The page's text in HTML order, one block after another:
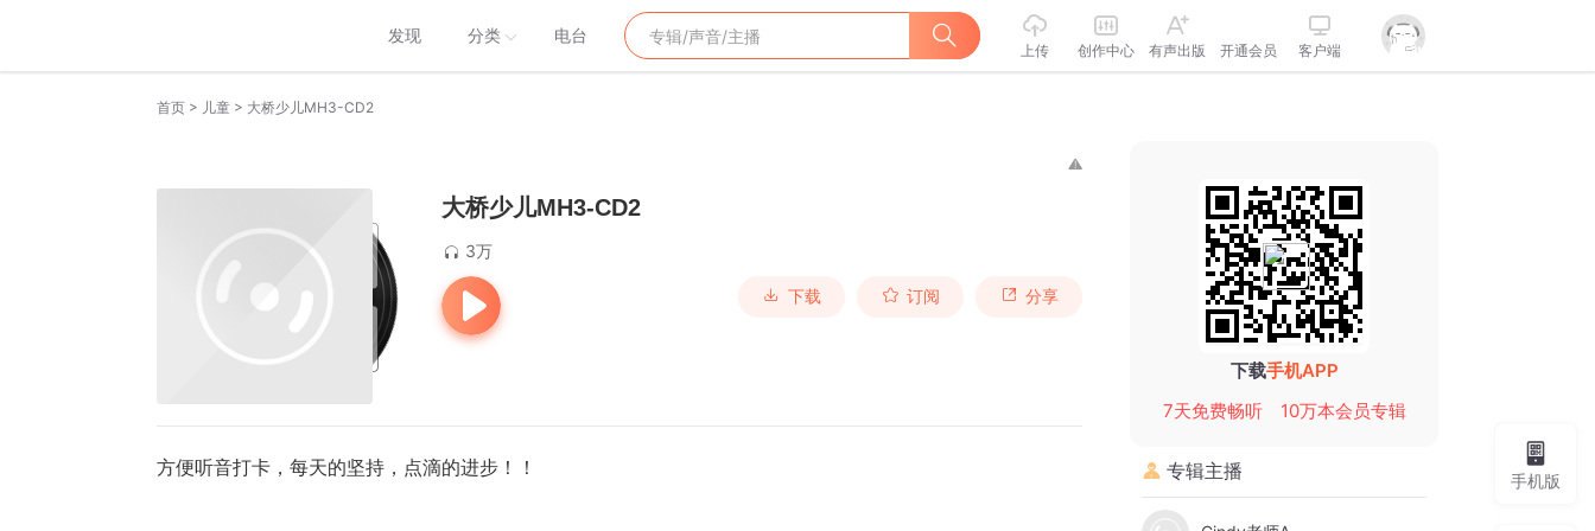
发现 分类 电台
上传 创作中心 有声出版 开通会员 客户端
首页 > 儿童 > 大桥少儿MH3-CD2
大桥少儿MH3-CD2
3万
下载 订阅 分享
方便听音打卡，每天的坚持，点滴的进步！！
下载手机APP
7天免费畅听
10万本会员专辑
专辑主播 手机版